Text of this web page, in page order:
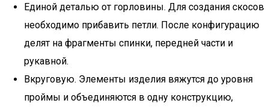
Единой деталью от горловины. Для создания скосов
необходимо прибавить петли. После конфигурацию
делят на фрагменты спинки, передней части и
рукавной.
Вкруговую. Элементы изделия вяжутся до уровня
проймы и объединяются в одну конструкцию,